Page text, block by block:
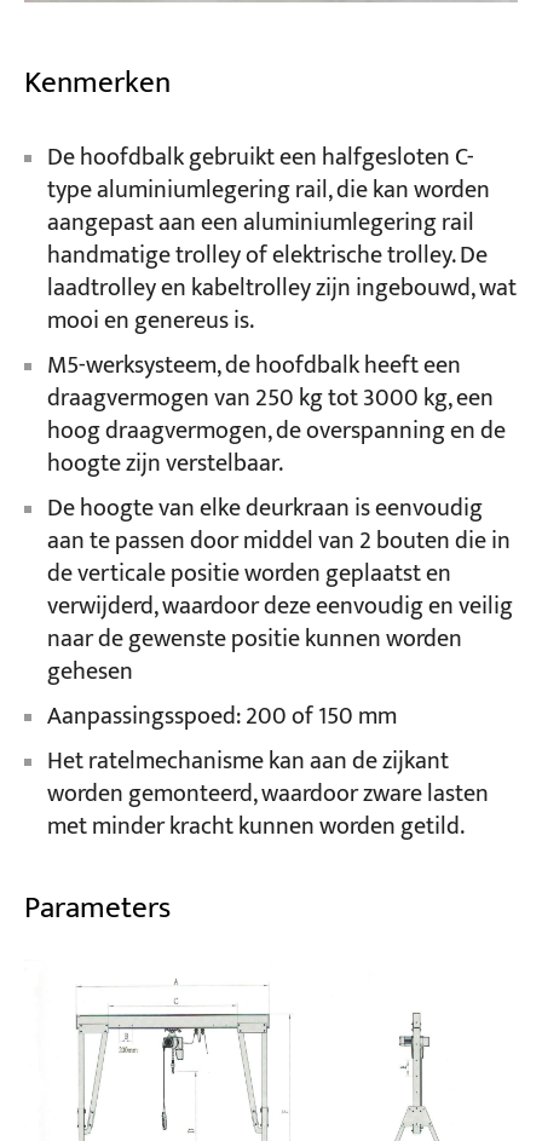
Kenmerken
De hoofdbalk gebruikt een halfgesloten C-
type aluminiumlegering rail, die kan worden
aangepast aan een aluminiumlegering rail
handmatige trolley of elektrische trolley. De
laadtrolley en kabeltrolley zijn ingebouwd, wat
mooi en genereus is.
M5-werksysteem, de hoofdbalk heeft een
draagvermogen van 250 kg tot 3000 kg, een
hoog draagvermogen, de overspanning en de
hoogte zijn verstelbaar.
De hoogte van elke deurkraan is eenvoudig
aan te passen door middel van 2 bouten die in
de verticale positie worden geplaatst en
verwijderd, waardoor deze eenvoudig en veilig
naar de gewenste positie kunnen worden
gehesen
Aanpassingsspoed: 200 of 150 mm
Het ratelmechanisme kan aan de zijkant
worden gemonteerd, waardoor zware lasten
met minder kracht kunnen worden getild.
Parameters